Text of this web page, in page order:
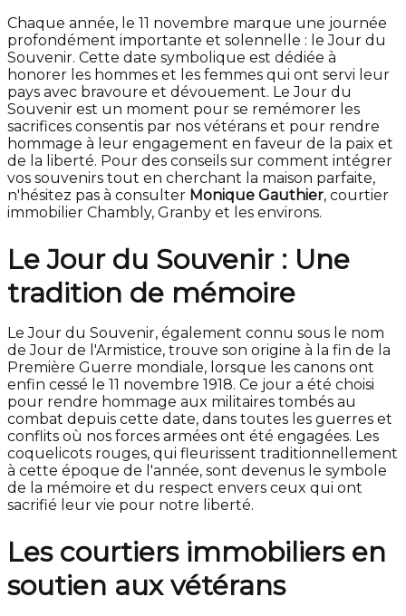
Chaque année, le 11 novembre marque une journée
profondément importante et solennelle : le Jour du
Souvenir. Cette date symbolique est dédiée à
honorer les hommes et les femmes qui ont servi leur
pays avec bravoure et dévouement. Le Jour du
Souvenir est un moment pour se remémorer les
sacrifices consentis par nos vétérans et pour rendre
hommage à leur engagement en faveur de la paix et
de la liberté. Pour des conseils sur comment intégrer
vos souvenirs tout en cherchant la maison parfaite,
n'hésitez pas à consulter Monique Gauthier, courtier
immobilier Chambly, Granby et les environs.
Le Jour du Souvenir : Une
tradition de mémoire
Le Jour du Souvenir, également connu sous le nom
de Jour de l'Armistice, trouve son origine à la fin de la
Première Guerre mondiale, lorsque les canons ont
enfin cessé le 11 novembre 1918. Ce jour a été choisi
pour rendre hommage aux militaires tombés au
combat depuis cette date, dans toutes les guerres et
conflits où nos forces armées ont été engagées. Les
coquelicots rouges, qui fleurissent traditionnellement
à cette époque de l'année, sont devenus le symbole
de la mémoire et du respect envers ceux qui ont
sacrifié leur vie pour notre liberté.
Les courtiers immobiliers en
soutien aux vétérans